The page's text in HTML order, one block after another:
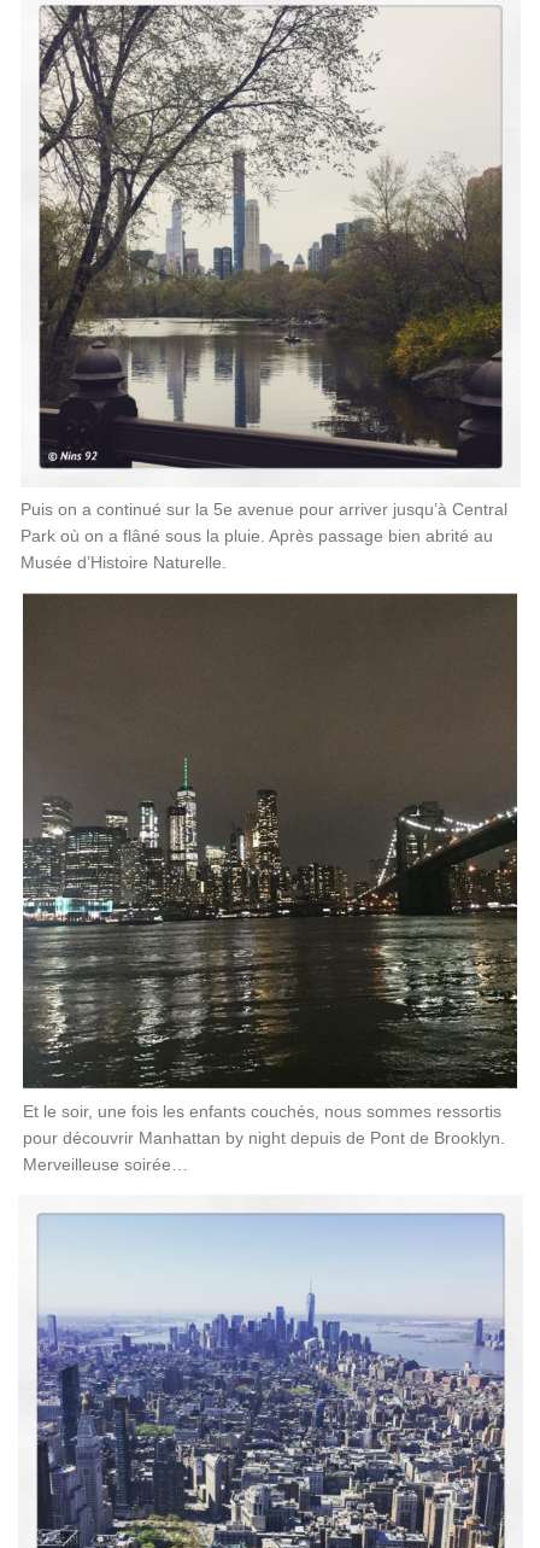
Puis on a continué sur la 5e avenue pour arriver jusqu’à Central
Park où on a flâné sous la pluie. Après passage bien abrité au
Musée d’Histoire Naturelle.
Et le soir, une fois les enfants couchés, nous sommes ressortis
pour découvrir Manhattan by night depuis de Pont de Brooklyn.
Merveilleuse soirée…